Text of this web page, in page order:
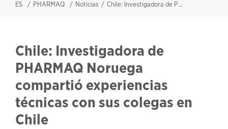
ES PHARMAQ Noticias Chile: Investigadora de PHARMAQ Noruega compartió experiencias técnicas con sus colegas en Chile
Chile: Investigadora de
PHARMAQ Noruega
compartió experiencias
técnicas con sus colegas en
Chile